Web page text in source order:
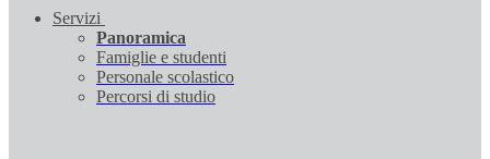
Servizi
Panoramica
Famiglie e studenti
Personale scolastico
Percorsi di studio